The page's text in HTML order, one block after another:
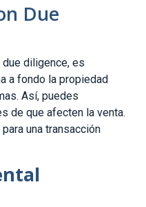
Due
diligence, es
a fondo la propiedad
Así, puedes
de que afecten la venta.
una transacción